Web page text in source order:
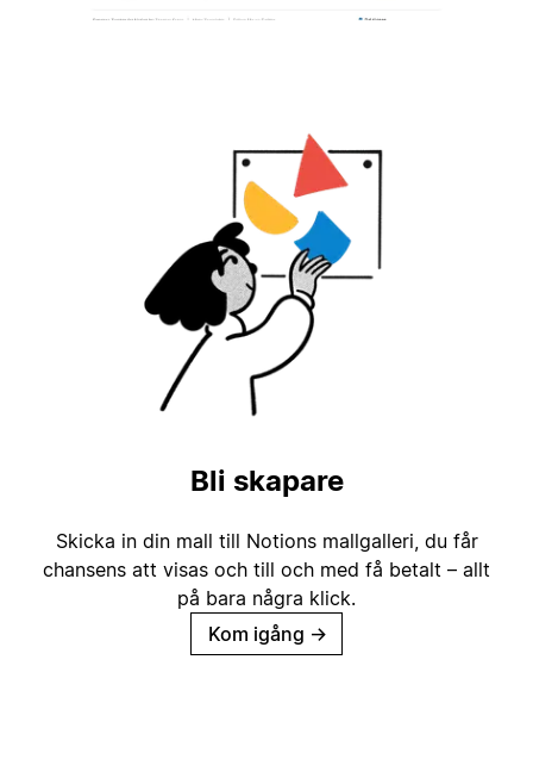
Bli skapare
Skicka in din mall till Notions mallgalleri, du får
chansens att visas och till och med få betalt – allt
på bara några klick.
Kom igång →